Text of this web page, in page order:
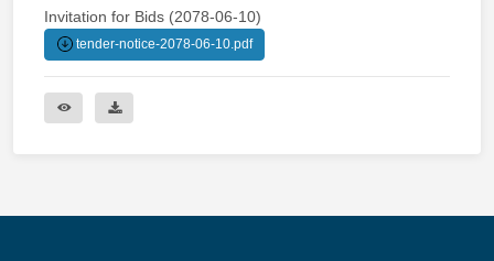
Invitation for Bids (2078-06-10)
tender-notice-2078-06-10.pdf